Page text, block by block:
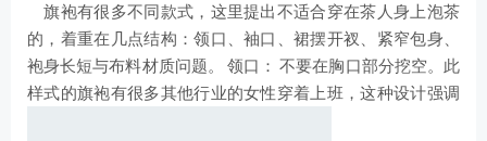
旗袍有很多不同款式，这里提出不适合穿在茶人身上泡茶
的，着重在几点结构：领口、袖口、裙摆开衩、紧窄包身、
袍身长短与布料材质问题。 领口： 不要在胸口部分挖空。此
样式的旗袍有很多其他行业的女性穿着上班，这种设计强调